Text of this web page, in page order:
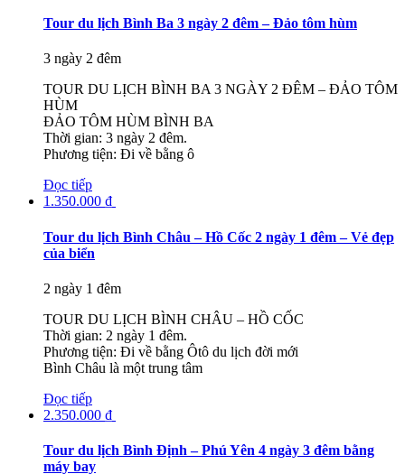
Tour du lịch Bình Ba 3 ngày 2 đêm – Đảo tôm hùm
3 ngày 2 đêm
TOUR DU LỊCH BÌNH BA 3 NGÀY 2 ĐÊM – ĐẢO TÔM
HÙM
ĐẢO TÔM HÙM BÌNH BA
Thời gian: 3 ngày 2 đêm.
Phương tiện: Đi về bằng ô
Đọc tiếp
1.350.000 ₫
Tour du lịch Bình Châu – Hồ Cốc 2 ngày 1 đêm – Vẻ đẹp
của biển
2 ngày 1 đêm
TOUR DU LỊCH BÌNH CHÂU – HỒ CỐC
Thời gian: 2 ngày 1 đêm.
Phương tiện: Đi về bằng Ôtô du lịch đời mới
Bình Châu là một trung tâm
Đọc tiếp
2.350.000 ₫
Tour du lịch Bình Định – Phú Yên 4 ngày 3 đêm bằng
máy bay